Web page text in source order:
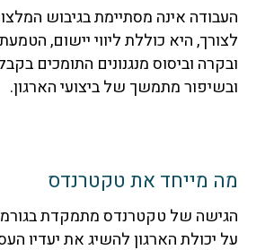
העבודה אינה מסתיימת בגיבוש המלצות.
לצורך, היא כוללת ליווי יישום, הטמעת
ובקרה וביסוס מנגנונים התומכים בקבלת
ובשיפור מתמשך של ביצועי הארגון.
מה מייחד את טקטרנדס
הגישה של טקטרנדס מתמקדת בגורמים
על יכולת הארגון להשיג את יעדיו